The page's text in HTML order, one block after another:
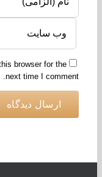
in this browser for the
next time I